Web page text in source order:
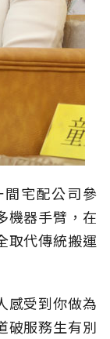
宅配公司參
機器手臂，在
取代傳統搬運
感受到你做為
破服務生有別